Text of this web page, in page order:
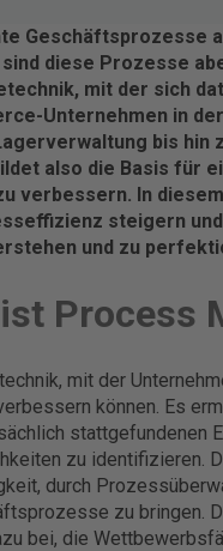
Geschäftsprozesse
diese Prozesse
mit der sich
Unternehmen in
bis hin
also die Basis für
verbessern. In
steigern
und zu
Process
mit der
können. Es
stattgefundenen
zu identifizieren.
durch
zu bringen.
bei, die